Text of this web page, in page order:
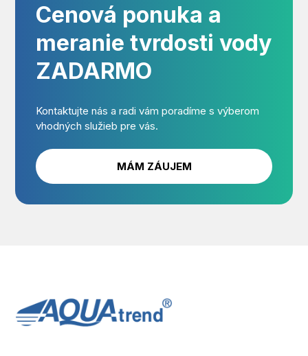
Cenová ponuka a
meranie tvrdosti vody
ZADARMO
Kontaktujte nás a radi vám poradíme s výberom
vhodných služieb pre vás.
MÁM ZÁUJEM